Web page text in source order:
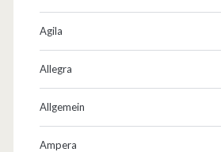
Agila
Allegra
Allgemein
Ampera